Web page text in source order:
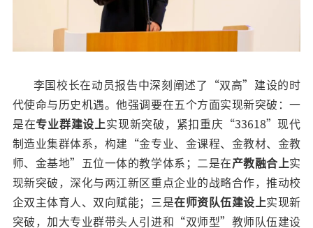
李国校长在动员报告中深刻阐述了“双高”建设的时
代使命与历史机遇。他强调要在五个方面实现新突破：一
是在专业群建设上实现新突破，紧扣重庆“33618”现代
制造业集群体系，构建“金专业、金课程、金教材、金教
师、金基地”五位一体的教学体系；二是在产教融合上实
现新突破，深化与两江新区重点企业的战略合作，推动校
企双主体育人、双向赋能；三是在师资队伍建设上实现新
突破，加大专业群带头人引进和“双师型”教师队伍建设